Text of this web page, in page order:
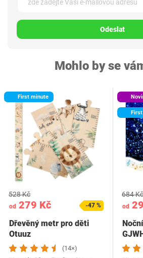
Odeslat
Mohlo by se
First minute
od 279 Kč
528 Kč
-47 %
Dřevěný metr pro děti
Otuuz
(14×)
od
684 Kč